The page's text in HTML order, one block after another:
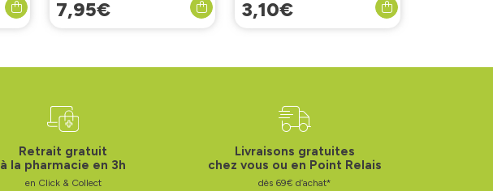
7,95€ 3,10€
Retrait gratuit
à la pharmacie en 3h
en Click & Collect
Livraisons gratuites
chez vous ou en Point Relais
dès 69€ d’achat*